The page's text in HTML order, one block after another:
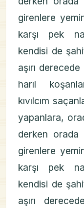
girenlere
karşı pek
kendisi de
aşırı
harıl
kıvılcım
yapanlara,
derken orada
girenlere
karşı pek
kendisi de
aşırı